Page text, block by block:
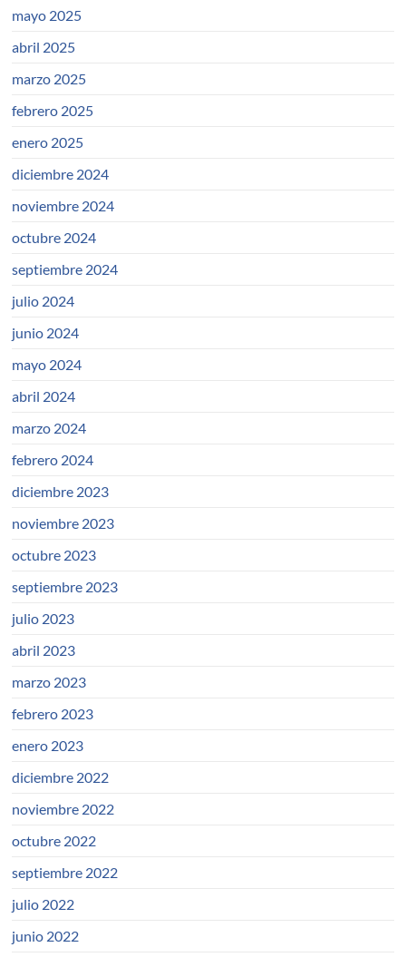
mayo 2025
abril 2025
marzo 2025
febrero 2025
enero 2025
diciembre 2024
noviembre 2024
octubre 2024
septiembre 2024
julio 2024
junio 2024
mayo 2024
abril 2024
marzo 2024
febrero 2024
diciembre 2023
noviembre 2023
octubre 2023
septiembre 2023
julio 2023
abril 2023
marzo 2023
febrero 2023
enero 2023
diciembre 2022
noviembre 2022
octubre 2022
septiembre 2022
julio 2022
junio 2022